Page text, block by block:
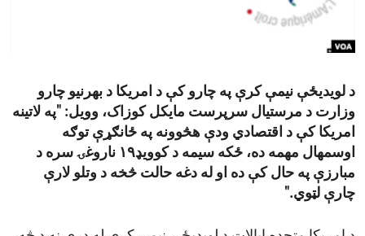
د لویدیځې نیمې کرې په چارو کې د امریکا د بهرنیو چارو
وزارت د مرستیال سرپرست مایکل کوزاک، وویل: "په لاتینه
امریکا کې د اقتصادي ودې هڅوونه په ځانګړې توګه
اوسمهال مهمه ده، ځکه سیمه د کوویډ۱۹ ناروغۍ سره د
مبارزې په حال کې ده او له دغه حالت څخه د وتلو لارې
چارې لټوي."